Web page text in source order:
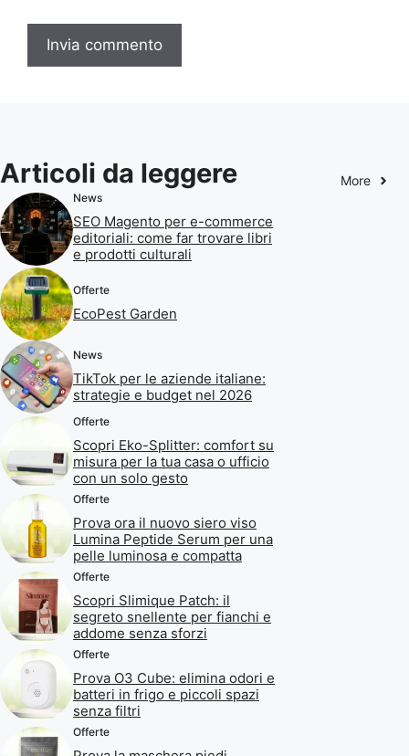
Articoli da leggere More
News
SEO Magento per e-commerce
editoriali: come far trovare libri
e prodotti culturali
Offerte
EcoPest Garden
News
TikTok per le aziende italiane:
strategie e budget nel 2026
Offerte
Scopri Eko-Splitter: comfort su
misura per la tua casa o ufficio
con un solo gesto
Offerte
Prova ora il nuovo siero viso
Lumina Peptide Serum per una
pelle luminosa e compatta
Offerte
Scopri Slimique Patch: il
segreto snellente per fianchi e
addome senza sforzi
Offerte
Prova O3 Cube: elimina odori e
batteri in frigo e piccoli spazi
senza filtri
Offerte